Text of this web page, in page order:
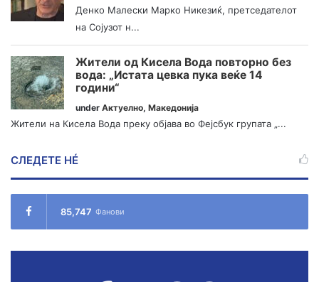
Денко Малески Марко Никезиќ, претседателот
на Сојузот н...
Жители од Кисела Вода повторно без
вода: „Истата цевка пука веќе 14
години“
under Актуелно, Македонија
Жители на Кисела Вода преку објава во Фејсбук групата „...
СЛЕДЕТЕ НÉ
85,747 Фанови